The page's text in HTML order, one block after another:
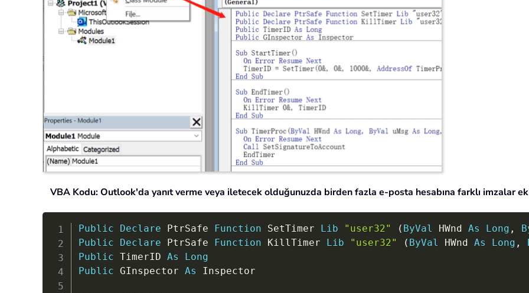
VBA Kodu: Outlook'da yanıt verme veya iletecek olduğunuzda birden fazla e-posta hesabına farklı imzalar
Public Declare PtrSafe Function SetTimer Lib "user32" ( ByVal HWnd As Long ,
Public
Declare PtrSafe Function KillTimer Lib "user32" ( ByVal HWnd As Long ,
Public TimerID As
Long
Public GInspector As Inspector